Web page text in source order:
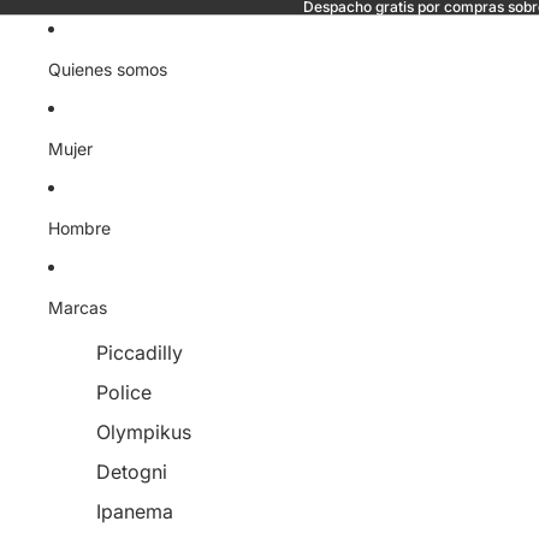
Despacho gratis por compras
Quienes somos
Mujer
Hombre
Marcas
Piccadilly
Police
Olympikus
Detogni
Ipanema